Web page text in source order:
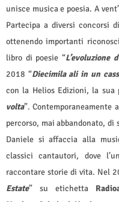
unisce musica e poesia. A
Partecipa a diversi concorsi
ottenendo importanti
libro di poesie “L’evoluzione
2018 “Diecimila ali in un
con la Helios Edizioni, la sua
volta”.
percorso, mai abbandonato,
Daniele si affaccia alla
classici cantautori, dove
raccontare storie di vita. Nel
Estate” su etichetta